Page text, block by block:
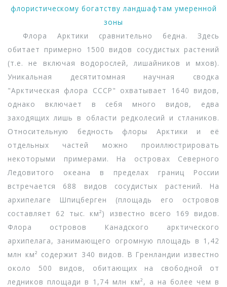
флористическому богатству ландшафтам умеренной
зоны
Флора Арктики сравнительно бедна. Здесь
обитает примерно 1500 видов сосудистых растений
(т.е. не включая водорослей, лишайников и мхов).
Уникальная десятитомная научная сводка
"Арктическая флора СССР" охватывает 1640 видов,
однако включает в себя много видов, едва
заходящих лишь в области редколесий и стлаников.
Относительную бедность флоры Арктики и её
отдельных частей можно проиллюстрировать
некоторыми примерами. На островах Северного
Ледовитого океана в пределах границ России
встречается 688 видов сосудистых растений. На
архипелаге Шпицберген (площадь его островов
составляет 62 тыс. км²) известно всего 169 видов.
Флора островов Канадского арктического
архипелага, занимающего огромную площадь в 1,42
млн км² содержит 340 видов. В Гренландии известно
около 500 видов, обитающих на свободной от
ледников площади в 1,74 млн км², а на более чем в